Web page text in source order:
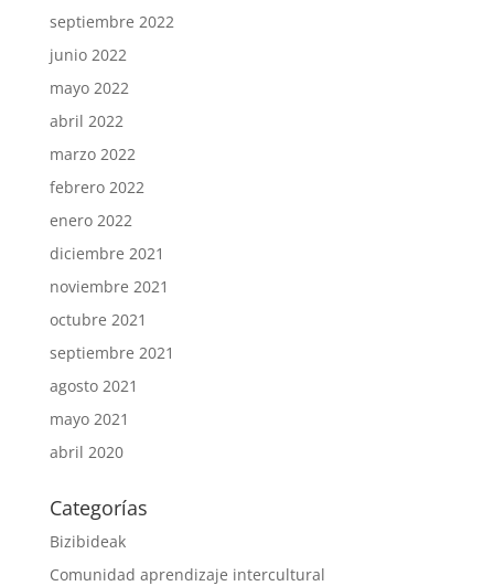
septiembre 2022
junio 2022
mayo 2022
abril 2022
marzo 2022
febrero 2022
enero 2022
diciembre 2021
noviembre 2021
octubre 2021
septiembre 2021
agosto 2021
mayo 2021
abril 2020
Categorías
Bizibideak
Comunidad aprendizaje intercultural